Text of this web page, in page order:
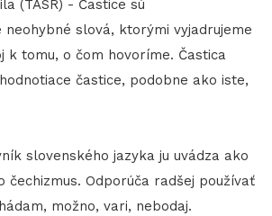
(TASR) - Častice sú
neohybné slová, ktorými vyjadrujeme
k tomu, o čom hovoríme. Častica
častice, podobne ako iste,
slovenského jazyka ju uvádza ako
čechizmus. Odporúča radšej používať
možno, vari, nebodaj.